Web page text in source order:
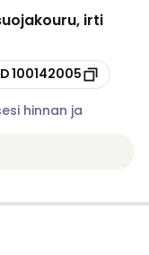
irti
100142005
hinnan ja